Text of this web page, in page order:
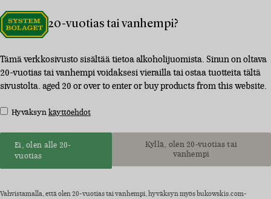
20-vuotias tai vanhempi?
Tämä verkkosivusto sisältää tietoa alkoholijuomista. Sinun on oltava
20-vuotias tai vanhempi voidaksesi vierailla tai ostaa tuotteita tältä
sivustolta. aged 20 or over to enter or buy products from this website.
Hyväksynkäyttöehdot
Ei, olen alle 20-
vuotias
Kyllä, olen 20-vuotias tai
vanhempi
Vahvistamalla, että olen 20-vuotias tai vanhempi, hyväksyn myös bukowskis.com-